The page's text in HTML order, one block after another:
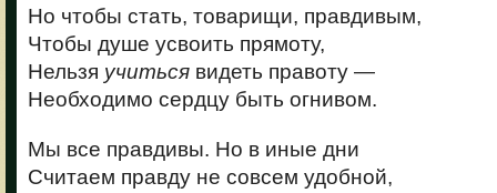
Но чтобы стать, товарищи, правдивым,
Чтобы душе усвоить прямоту,
Нельзя учиться видеть правоту —
Необходимо сердцу быть огнивом.
Мы все правдивы. Но в иные дни
Считаем правду не совсем удобной,